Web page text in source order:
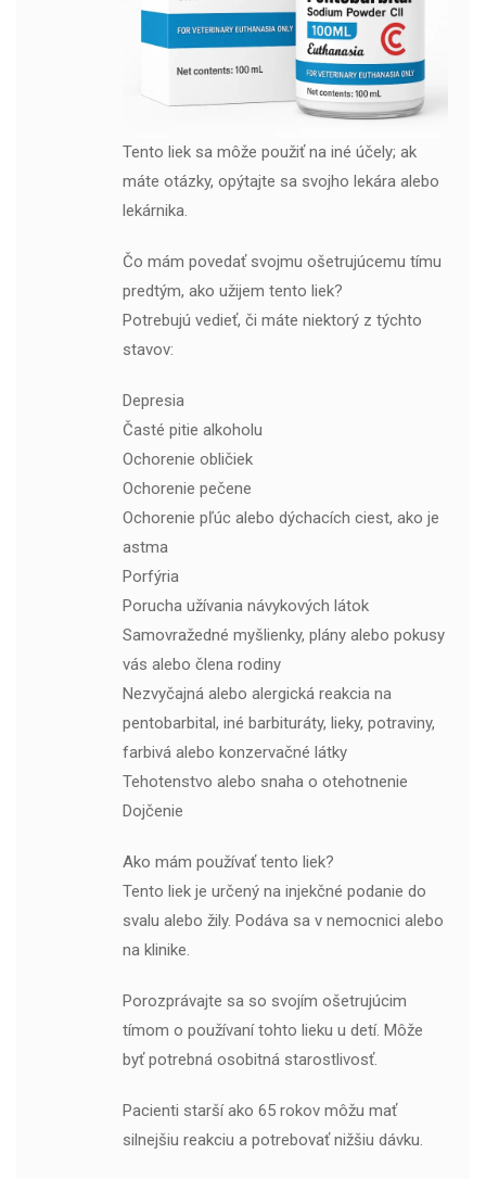
Tento liek sa môže použiť na iné účely; ak
máte otázky, opýtajte sa svojho lekára alebo
lekárnika.
Čo mám povedať svojmu ošetrujúcemu tímu
predtým, ako užijem tento liek?
Potrebujú vedieť, či máte niektorý z týchto
stavov:
Depresia
Časté pitie alkoholu
Ochorenie obličiek
Ochorenie pečene
Ochorenie pľúc alebo dýchacích ciest, ako je
astma
Porfýria
Porucha užívania návykových látok
Samovražedné myšlienky, plány alebo pokusy
vás alebo člena rodiny
Nezvyčajná alebo alergická reakcia na
pentobarbital, iné barbituráty, lieky, potraviny,
farbivá alebo konzervačné látky
Tehotenstvo alebo snaha o otehotnenie
Dojčenie
Ako mám používať tento liek?
Tento liek je určený na injekčné podanie do
svalu alebo žily. Podáva sa v nemocnici alebo
na klinike.
Porozprávajte sa so svojím ošetrujúcim
tímom o používaní tohto lieku u detí. Môže
byť potrebná osobitná starostlivosť.
Pacienti starší ako 65 rokov môžu mať
silnejšiu reakciu a potrebovať nižšiu dávku.